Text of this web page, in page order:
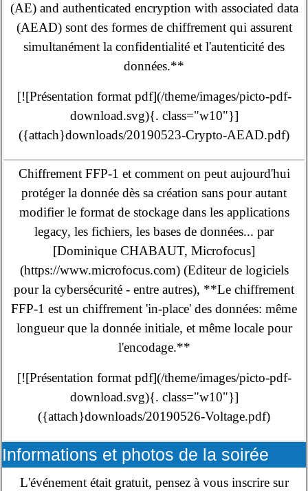
(AE) and authenticated encryption with associated data
(AEAD) sont des formes de chiffrement qui assurent
simultanément la confidentialité et l'autenticité des
données.**
[![Présentation format pdf](/theme/images/picto-pdf-
download.svg){. class="w10"}]
({attach}downloads/20190523-Crypto-AEAD.pdf)
Chiffrement FFP-1 et comment on peut aujourd'hui
protéger la donnée dès sa création sans pour autant
modifier le format de stockage dans les applications
legacy, les fichiers, les bases de données... par
[Dominique CHABAUT, Microfocus]
(https://www.microfocus.com) (Editeur de logiciels
pour la cybersécurité - entre autres), **Le chiffrement
FFP-1 est un chiffrement 'in-place' des données: même
longueur que la donnée initiale, et même locale pour
l'encodage.**
[![Présentation format pdf](/theme/images/picto-pdf-
download.svg){. class="w10"}]
({attach}downloads/20190526-Voltage.pdf)
Informations et photos de la soirée
L'événement était gratuit, pensez à vous inscrire sur